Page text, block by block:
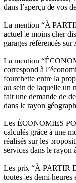
dans l’aperçu de vos
La mention “À
actuel le moins cher
garages référencés
La mention
correspond à
fourchette entre la
au sein de laquelle un
fait une demande de
dans le rayon
Les ÉCONOMIES
calculés grâce à une
réalisés sur les
services dans le rayon
Les prix “À PARTIR
toutes les demi-